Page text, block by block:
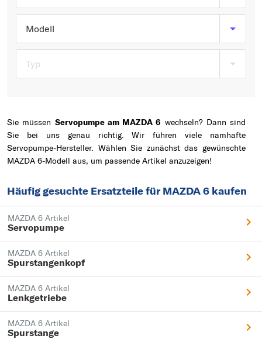
Modell
Typ
Sie müssen Servopumpe am MAZDA 6 wechseln? Dann sind
Sie bei uns genau richtig. Wir führen viele namhafte
Servopumpe-Hersteller. Wählen Sie zunächst das gewünschte
MAZDA 6-Modell aus, um passende Artikel anzuzeigen!
Häufig gesuchte Ersatzteile für MAZDA 6 kaufen
MAZDA 6 Artikel
Servopumpe
MAZDA 6 Artikel
Spurstangenkopf
MAZDA 6 Artikel
Lenkgetriebe
MAZDA 6 Artikel
Spurstange